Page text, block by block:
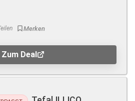
Zum Deal